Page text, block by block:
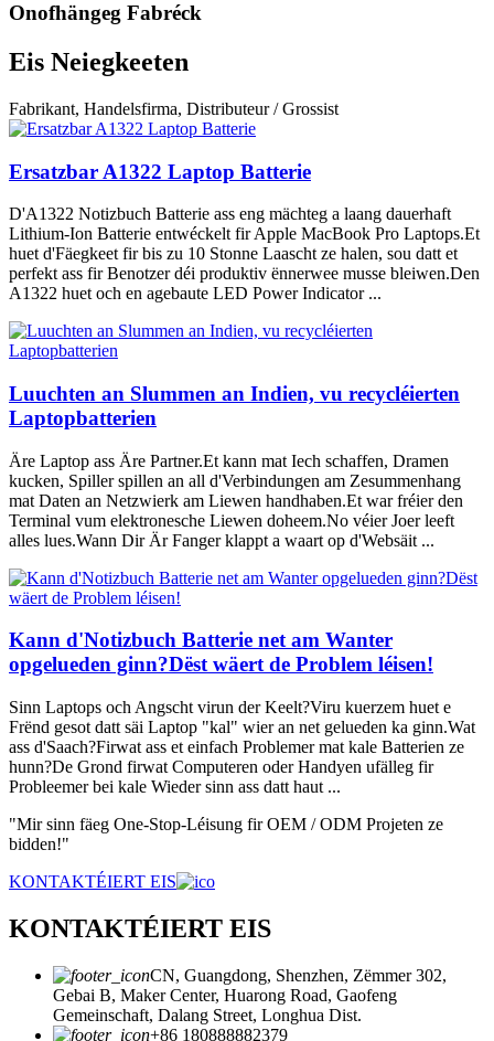
Onofhängeg Fabréck
Eis Neiegkeeten
Fabrikant, Handelsfirma, Distributeur / Grossist
Ersatzbar A1322 Laptop Batterie
D'A1322 Notizbuch Batterie ass eng mächteg a laang dauerhaft
Lithium-Ion Batterie entwéckelt fir Apple MacBook Pro Laptops.Et
huet d'Fäegkeet fir bis zu 10 Stonne Laascht ze halen, sou datt et
perfekt ass fir Benotzer déi produktiv ënnerwee musse bleiwen.Den
A1322 huet och en agebaute LED Power Indicator ...
Luuchten an Slummen an Indien, vu recycléierten
Laptopbatterien
Äre Laptop ass Äre Partner.Et kann mat Iech schaffen, Dramen
kucken, Spiller spillen an all d'Verbindungen am Zesummenhang
mat Daten an Netzwierk am Liewen handhaben.Et war fréier den
Terminal vum elektronesche Liewen doheem.No véier Joer leeft
alles lues.Wann Dir Är Fanger klappt a waart op d'Websäit ...
Kann d'Notizbuch Batterie net am Wanter
opgelueden ginn?Dëst wäert de Problem léisen!
Sinn Laptops och Angscht virun der Keelt?Viru kuerzem huet e
Frënd gesot datt säi Laptop "kal" wier an net gelueden ka ginn.Wat
ass d'Saach?Firwat ass et einfach Problemer mat kale Batterien ze
hunn?De Grond firwat Computeren oder Handyen ufälleg fir
Probleemer bei kale Wieder sinn ass datt haut ...
"Mir sinn fäeg One-Stop-Léisung fir OEM / ODM Projeten ze
bidden!"
KONTAKTÉIERT EIS
KONTAKTÉIERT EIS
CN, Guangdong, Shenzhen, Zëmmer 302,
Gebai B, Maker Center, Huarong Road, Gaofeng
Gemeinschaft, Dalang Street, Longhua Dist.
+86 180888882379